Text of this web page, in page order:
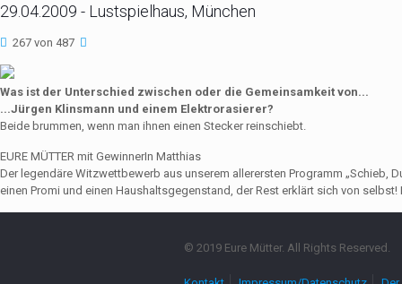
29.04.2009 - Lustspielhaus, München
267 von 487
Was ist der Unterschied zwischen oder die Gemeinsamkeit von...
...Jürgen Klinsmann und einem Elektrorasierer?
Beide brummen, wenn man ihnen einen Stecker reinschiebt.
EURE MÜTTER mit GewinnerIn Matthias
Der legendäre Witzwettbewerb aus unserem allerersten Programm „Schieb,
einen Promi und einen Haushaltsgegenstand, der Rest erklärt sich von
© 2019 Eure Mütter. All Rights Reserved.